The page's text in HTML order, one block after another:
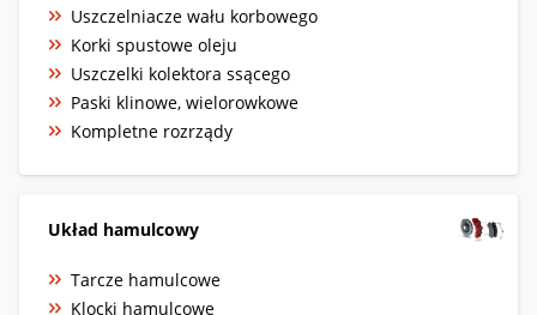
Uszczelniacze wału korbowego
Korki spustowe oleju
Uszczelki kolektora ssącego
Paski klinowe, wielorowkowe
Kompletne rozrządy
Układ hamulcowy
Tarcze hamulcowe
Klocki hamulcowe